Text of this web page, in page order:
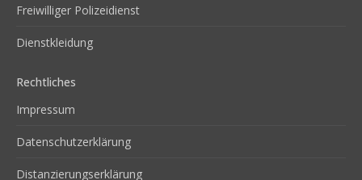
Freiwilliger Polizeidienst
Dienstkleidung
Rechtliches
Impressum
Datenschutzerklärung
Distanzierungserklärung